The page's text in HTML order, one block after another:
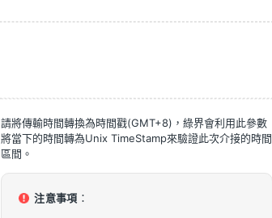
請將傳輸時間轉換為時間戳(GMT+8)，綠界會利用此參數
將當下的時間轉為Unix TimeStamp來驗證此次介接的時間
區間。
注意事項 ：